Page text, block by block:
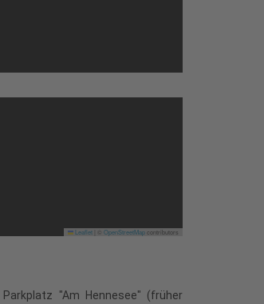
Leaflet OpenStreetMapcontributors
"Am Hennesee" (früher